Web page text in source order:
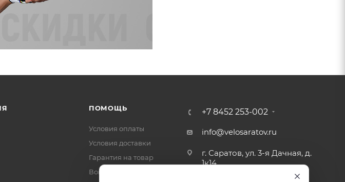
ПОМОЩЬ
Условия оплаты
Условия доставки
Гарантия на товар
Вопрос-ответ
+7 8452 253-002
info@velosaratov.ru
г. Саратов, ул. 3-я Дачная, д.
1к14